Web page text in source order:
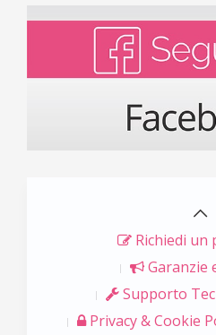
Richiedi un
Garanzie
Supporto
Privacy & Cookie